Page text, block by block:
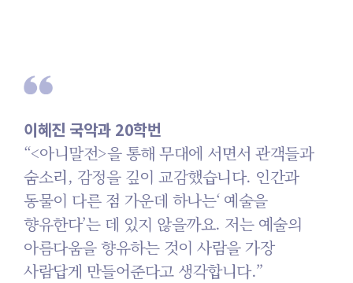
이혜진 국악과 20학번
“<아니말전>을 통해 무대에 서면서 관객들과
숨소리, 감정을 깊이 교감했습니다. 인간과
동물이 다른 점 가운데 하나는‘ 예술을
향유한다’는 데 있지 않을까요. 저는 예술의
아름다움을 향유하는 것이 사람을 가장
사람답게 만들어준다고 생각합니다.”